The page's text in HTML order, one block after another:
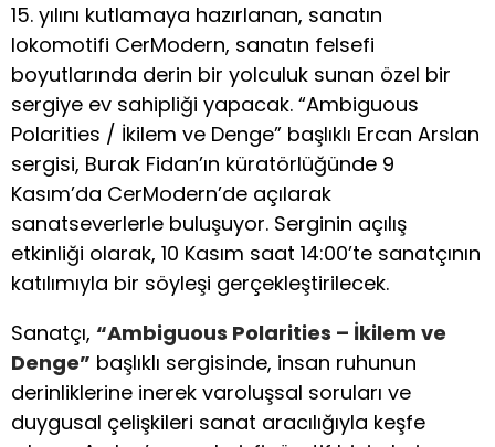
15. yılını kutlamaya hazırlanan, sanatın
lokomotifi CerModern, sanatın felsefi
boyutlarında derin bir yolculuk sunan özel bir
sergiye ev sahipliği yapacak. “Ambiguous
Polarities / İkilem ve Denge” başlıklı Ercan Arslan
sergisi, Burak Fidan’ın küratörlüğünde 9
Kasım’da CerModern’de açılarak
sanatseverlerle buluşuyor. Serginin açılış
etkinliği olarak, 10 Kasım saat 14:00’te sanatçının
katılımıyla bir söyleşi gerçekleştirilecek.
Sanatçı, “Ambiguous Polarities – İkilem ve
Denge” başlıklı sergisinde, insan ruhunun
derinliklerine inerek varoluşsal soruları ve
duygusal çelişkileri sanat aracılığıyla keşfe